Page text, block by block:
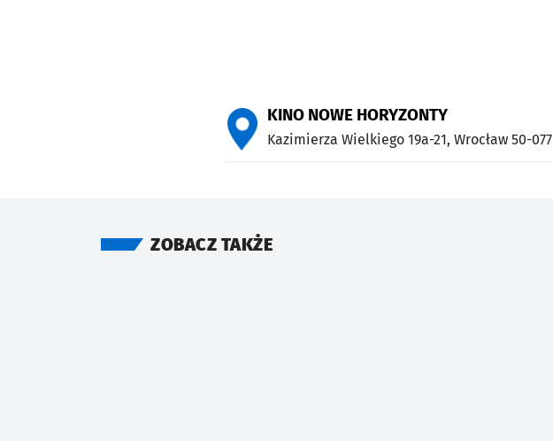
KINO NOWE HORYZONTY
Kazimierza Wielkiego 19a-21, Wrocław 50-077
ZOBACZ TAKŻE